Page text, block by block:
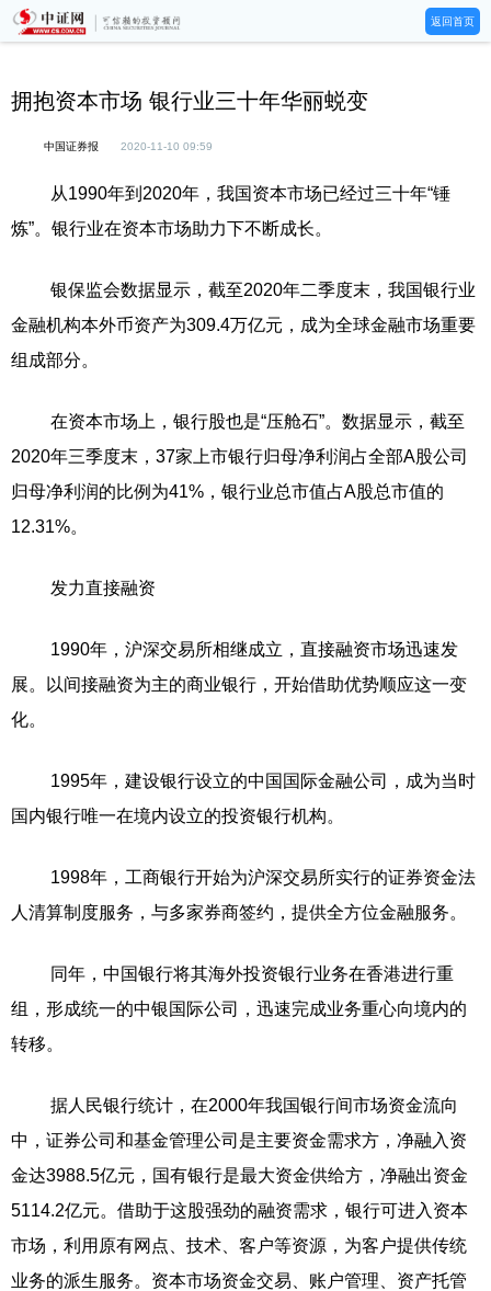
返回首页
拥抱资本市场 银行业三十年华丽蜕变
中国证券报 2020-11-10 09:59
从1990年到2020年，我国资本市场已经过三十年“锤
炼”。银行业在资本市场助力下不断成长。
银保监会数据显示，截至2020年二季度末，我国银行业
金融机构本外币资产为309.4万亿元，成为全球金融市场重要
组成部分。
在资本市场上，银行股也是“压舱石”。数据显示，截至
2020年三季度末，37家上市银行归母净利润占全部A股公司
归母净利润的比例为41%，银行业总市值占A股总市值的
12.31%。
发力直接融资
1990年，沪深交易所相继成立，直接融资市场迅速发
展。以间接融资为主的商业银行，开始借助优势顺应这一变
化。
1995年，建设银行设立的中国国际金融公司，成为当时
国内银行唯一在境内设立的投资银行机构。
1998年，工商银行开始为沪深交易所实行的证券资金法
人清算制度服务，与多家券商签约，提供全方位金融服务。
同年，中国银行将其海外投资银行业务在香港进行重
组，形成统一的中银国际公司，迅速完成业务重心向境内的
转移。
据人民银行统计，在2000年我国银行间市场资金流向
中，证券公司和基金管理公司是主要资金需求方，净融入资
金达3988.5亿元，国有银行是最大资金供给方，净融出资金
5114.2亿元。借助于这股强劲的融资需求，银行可进入资本
市场，利用原有网点、技术、客户等资源，为客户提供传统
业务的派生服务。资本市场资金交易、账户管理、资产托管